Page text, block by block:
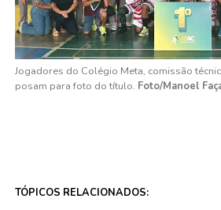
Jogadores do Colégio Meta, comissão
posam para foto do título. Foto/Manoel
TÓPICOS RELACIONADOS: